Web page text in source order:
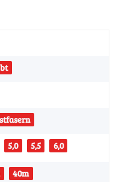
5,0 5,5 6,0
40m